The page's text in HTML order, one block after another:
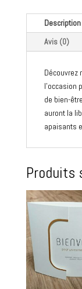
Description
Avis (0)
Découvrez
l'occasion
de bien-
auront la
apaisants
Produits